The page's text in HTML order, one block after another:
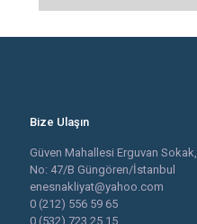
Bize Ulaşın
Güven Mahallesi Erguvan Sokak,
No: 47/B Güngören/İstanbul
enesnakliyat@yahoo.com
0 (212) 556 59 65
0 (532) 723 25 15